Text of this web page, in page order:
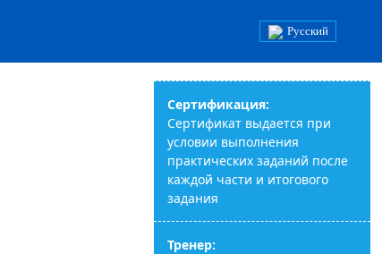
Русский
Сертификация:
Сертификат выдается при
условии выполнения
практических заданий после
каждой части и итогового
задания
Тренер: